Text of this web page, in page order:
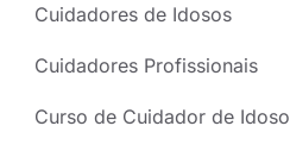
Cuidadores de Idosos
Cuidadores Profissionais
Curso de Cuidador de Idoso